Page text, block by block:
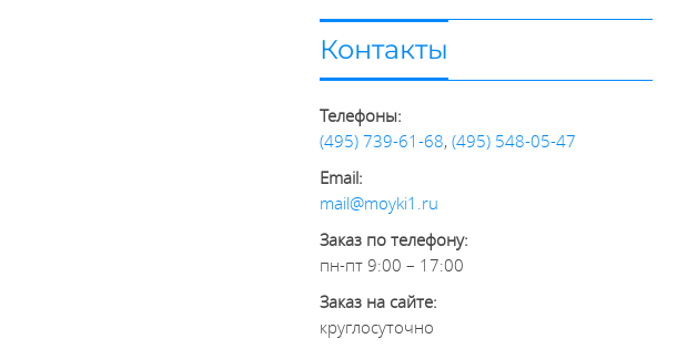
Контакты
Телефоны:
(495) 739-61-68, (495) 548-05-47
Email:
mail@moyki1.ru
Заказ по телефону:
пн-пт 9:00 – 17:00
Заказ на сайте:
круглосуточно